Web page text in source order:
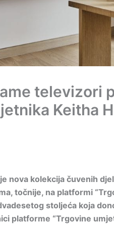
televizori
Keitha
nova kolekcija čuvenih
točnije, na platformi
stoljeća koja
platforme “Trgovine